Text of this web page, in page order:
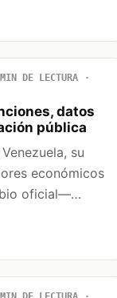
DE LECTURA
datos
pública
su
económicos
oficial—…